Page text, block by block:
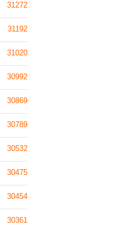
31272
31192
31020
30992
30869
30789
30532
30475
30454
30361